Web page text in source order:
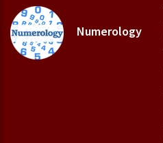
Numerology